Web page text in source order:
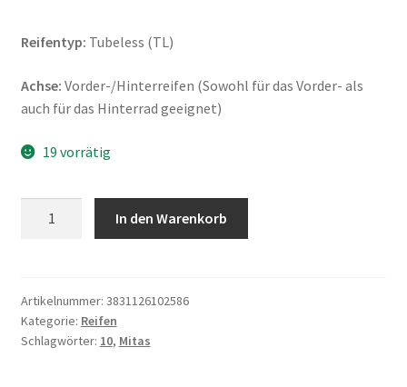
Reifentyp: Tubeless (TL)
Achse: Vorder-/Hinterreifen (Sowohl für das Vorder- als
auch für das Hinterrad geeignet)
19 vorrätig
-
10
C
In den Warenkorb
Artikelnummer: 3831126102586
Kategorie: Reifen
Schlagwörter: 10, Mitas